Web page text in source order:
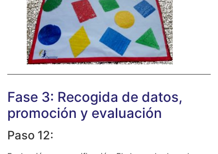
Fase 3: Recogida de datos,
promoción y evaluación
Paso 12: